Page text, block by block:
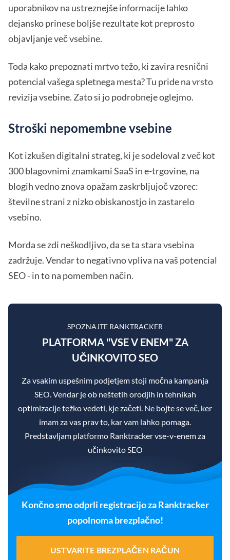
uporabnikov na ustreznejše informacije lahko
dejansko prinese boljše rezultate kot preprosto
objavljanje več vsebine.
Toda kako prepoznati mrtvo težo, ki zavira resnični
potencial vašega spletnega mesta? Tu pride na vrsto
revizija vsebine. Zato si jo podrobneje oglejmo.
Stroški nepomembne vsebine
Kot izkušen digitalni strateg, ki je sodeloval z več kot
300 blagovnimi znamkami SaaS in e-trgovine, na
blogih vedno znova opažam zaskrbljujoč vzorec:
številne strani z nizko obiskanostjo in zastarelo
vsebino.
Morda se zdi neškodljivo, da se ta stara vsebina
zadržuje. Vendar to negativno vpliva na vaš potencial
SEO - in to na pomemben način.
SPOZNAJTE RANKTRACKER
PLATFORMA "VSE V ENEM" ZA
UČINKOVITO SEO
Za vsakim uspešnim podjetjem stoji močna kampanja
SEO. Vendar je ob neštetih orodjih in tehnikah
optimizacije težko vedeti, kje začeti. Ne bojte se več, ker
imam za vas prav to, kar vam lahko pomaga.
Predstavljam platformo Ranktracker vse-v-enem za
učinkovito SEO
Končno smo odprli registracijo za Ranktracker
popolnoma brezplačno!
USTVARITE BREZPLAČEN RAČUN